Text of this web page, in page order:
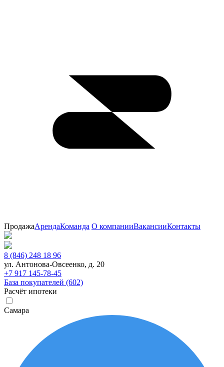
ПродажаАрендаКоманда О компанииВакансииКонтакты
8 (846) 248 18 96
ул. Антонова-Овсеенко, д. 20
+7 917 145-78-45
База покупателей (602)
Расчёт ипотеки
Самара